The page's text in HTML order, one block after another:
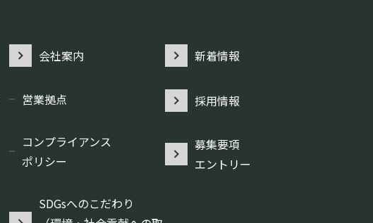
会社案内
営業拠点
コンプライアンス
ポリシー
SDGsへのこだわり
新着情報
採用情報
募集要項
エントリー